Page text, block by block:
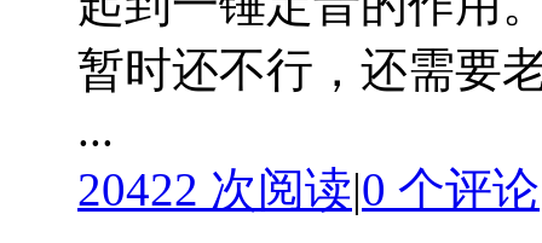
暂时还不行，还需要
...
20422 次阅读|0 个评论